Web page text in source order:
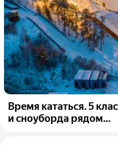
Время кататься. 5
и сноуборда рядом...